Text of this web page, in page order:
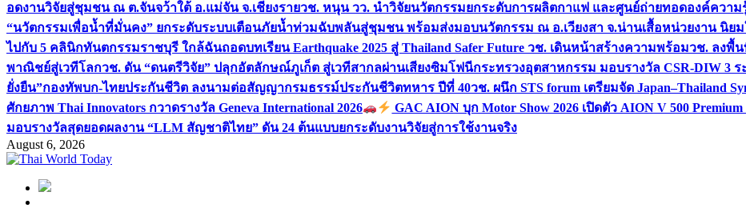
อดงานวิจัยสู่ชุมชน ณ ต.จันจว้าใต้ อ.แม่จัน จ.เชียงรายวช. หนุน วว. นำวิจัยนวัตกรรมยกระดับการผลิตกาแฟ และศูนย์ถ่ายทอดองค์ควา
“นวัตกรรมเพื่อน้ำที่มั่นคง” ยกระดับระบบเตือนภัยน้ำท่วมฉับพลันสู่ชุมชน พร้อมส่งมอบนวัตกรรม ณ อ.เวียงสา จ.น่านเสื้อหน่วยงาน นิย
ไปกับ 5 คลินิกทันตกรรมราชบุรี ใกล้ฉันถอดบทเรียน Earthquake 2025 สู่ Thailand Safer Future วช. เดินหน้าสร้างความพร้อมวช. ลงพื้
พาณิชย์สู่เวทีโลกวช. ดัน “ดนตรีวิจัย” ปลุกอัตลักษณ์ภูเก็ต สู่เวทีสากลผ่านเสียงซิมโฟนีกระทรวงอุตสาหกรรม มอบรางวัล CSR-DIW 3
ยั่งยืน”กองทัพบก-ไทยประกันชีวิต ลงนามต่อสัญญากรมธรรม์ประกันชีวิตทหาร ปีที่ 40วช. ผนึก STS forum เตรียมจัด Japan–Thailand
ศักยภาพ Thai Innovators กวาดรางวัล Geneva International 2026
GAC AION บุก Motor Show 2026 เปิดตัว AION V 500
มอบรางวัลสุดยอดผลงาน “LLM สัญชาติไทย” ดัน 24 ต้นแบบยกระดับงานวิจัยสู่การใช้งานจริง
August 6, 2026